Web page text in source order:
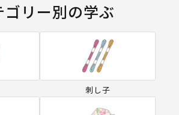
ゴリー別の学ぶ
刺し子